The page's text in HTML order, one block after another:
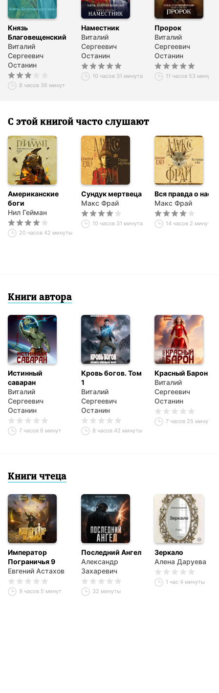
Князь
Благовещенский
Виталий
Сергеевич
Останин
8 часов 36 минут
Наместник
Виталий
Сергеевич
Останин
10 часов 31 минута
Пророк
Виталий
Сергеевич
Останин
11 часов 53 минуты
С этой книгой часто слушают
Американские
боги
Нил Гейман
20 часов 42 минуты
Сундук мертвеца
Макс Фрай
10 часов 31 минута
Вся правда о нас
Макс Фрай
14 часов 2 минуты
Книги автора
Истинный
саваран
Виталий
Сергеевич
Останин
7 часов 6 минут
Кровь богов. Том
1
Виталий
Сергеевич
Останин
8 часов 42 минуты
Красный Барон
Виталий
Сергеевич
Останин
7 часов 25 минут
Книги чтеца
Император
Пограничья 9
Евгений Астахов
9 часов 5 минут
Последний Ангел
Александр
Захаревич
32 минуты
Зеркало
Алена Даруева
1 час 4 минуты